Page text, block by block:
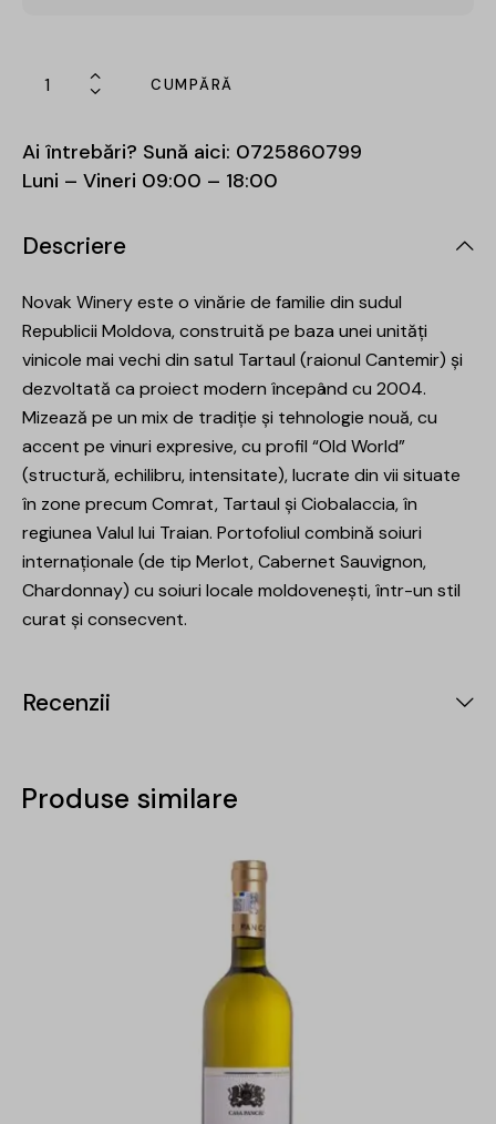
CUMPĂRĂ
Ai întrebări? Sună aici: 0725860799
Luni – Vineri 09:00 – 18:00
Descriere
Novak Winery este o vinărie de familie din sudul
Republicii Moldova, construită pe baza unei unități
vinicole mai vechi din satul Tartaul (raionul Cantemir) și
dezvoltată ca proiect modern începând cu 2004.
Mizează pe un mix de tradiție și tehnologie nouă, cu
accent pe vinuri expresive, cu profil “Old World”
(structură, echilibru, intensitate), lucrate din vii situate
în zone precum Comrat, Tartaul și Ciobalaccia, în
regiunea Valul lui Traian. Portofoliul combină soiuri
internaționale (de tip Merlot, Cabernet Sauvignon,
Chardonnay) cu soiuri locale moldovenești, într-un stil
curat și consecvent.
Recenzii
Produse similare